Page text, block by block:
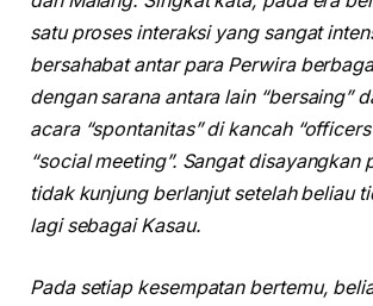
satu proses interaksi yang sangat
bersahabat antar para Perwira
dengan sarana antara lain “bersaing”
acara “spontanitas” di kancah
“social meeting”. Sangat disayangkan
tidak kunjung berlanjut setelah beliau
lagi sebagai Kasau.
Pada setiap kesempatan bertemu,